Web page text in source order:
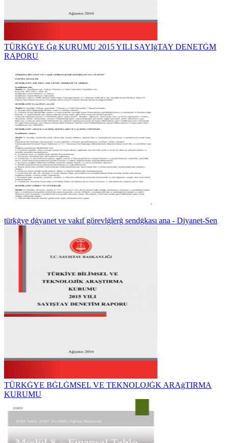
TÜRKĠYE Ġġ KURUMU 2015 YILI SAYIġTAY DENETĠM
RAPORU
türkġye dġyanet ve vakıf görevlġlerġ sendġkası ana - Diyanet-Sen
TÜRKĠYE BĠLĠMSEL VE TEKNOLOJĠK ARAġTIRMA
KURUMU